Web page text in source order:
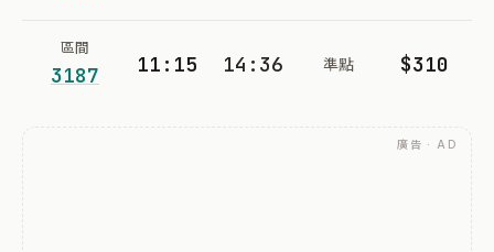
區間
3187 11:15 14:36 準點 $310
廣告 · AD